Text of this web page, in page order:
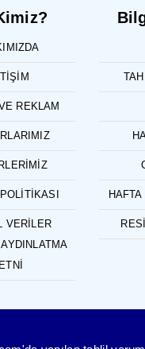
REKLAM
VERILER